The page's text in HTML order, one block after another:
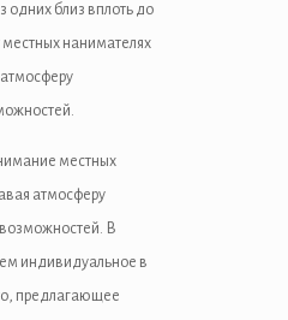
одних близ вплоть до
нанимателях
местных
атмосферу
В
индивидуальное в
предлагающее